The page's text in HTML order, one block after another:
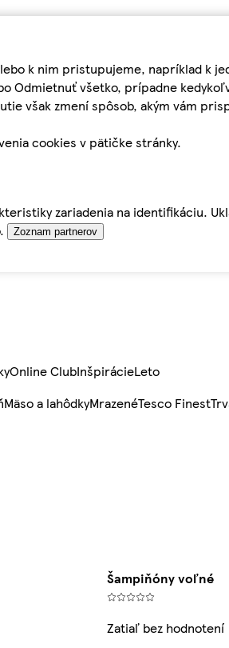
k nim pristupujeme, napríklad k
Odmietnuť všetko, prípadne
však zmení spôsob, akým vám
cookies v pätičke stránky.
zariadenia na identifikáciu.
Zoznam partnerov
Online ClubInšpirácieLeto
Mäso a lahôdkyMrazenéTesco Finest
Šampiňóny voľné
Zatiaľ bez hodnotení